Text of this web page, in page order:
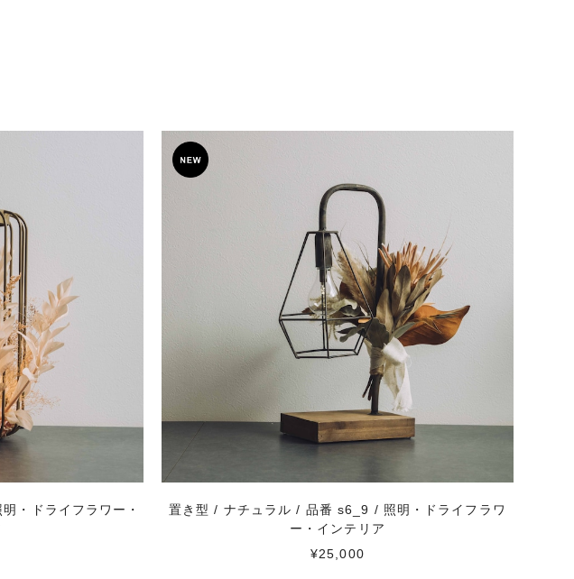
・ドライフラワー・
置き型 / ナチュラル / 品番 s6_9 / 照明・ドライフラワ
ー・インテリア
¥25,000